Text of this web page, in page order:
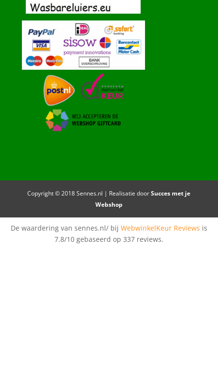
Copyright © 2018 Sennes.nl | Realisatie doorSucces met je
Webshop
De waardering van sennes.nl/ bij WebwinkelKeur Reviews is
7.8/10 gebaseerd op 337 reviews.